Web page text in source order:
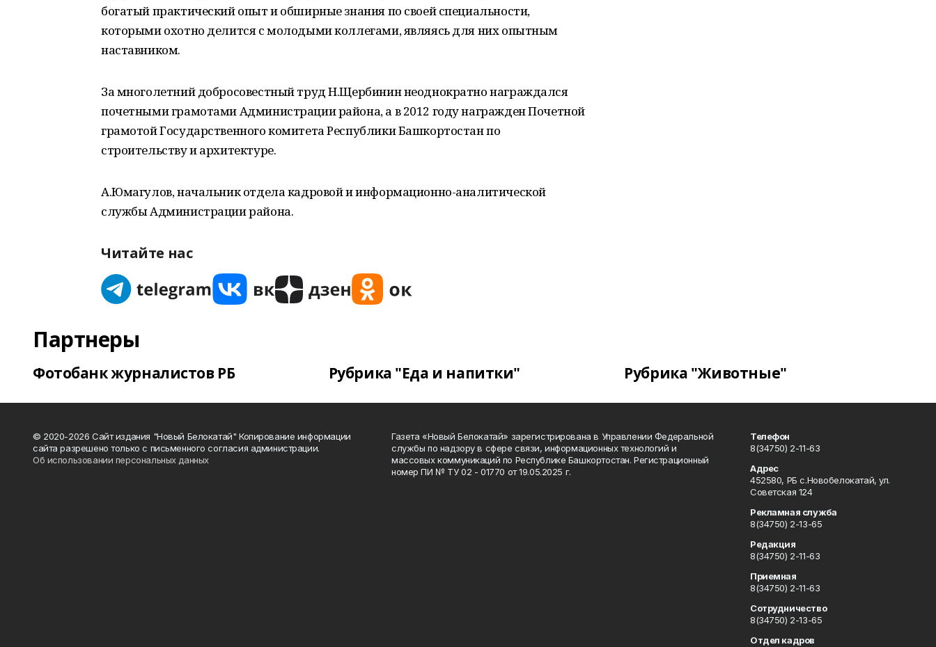
богатый практический опыт и обширные знания по своей специальности,
которыми охотно делится с молодыми коллегами, являясь для них опытным
наставником.
За многолетний добросовестный труд Н.Щербинин неоднократно награждался
почетными грамотами Администрации района, а в 2012 году награжден Почетной
грамотой Государственного комитета Республики Башкортостан по
строительству и архитектуре.
А.Юмагулов, начальник отдела кадровой и информационно-аналитической
службы Администрации района.
Читайте нас
Партнеры
Фотобанк журналистов РБ Рубрика "Еда и напитки" Рубрика "Животные"
© 2020-2026 Сайт издания "Новый Белокатай" Копирование информации
сайта разрешено только с письменного согласия администрации.
Об использовании персональных данных
Газета «Новый Белокатай» зарегистрирована в Управлении Федеральной
службы по надзору в сфере связи, информационных технологий и
массовых коммуникаций по Республике Башкортостан. Регистрационный
номер ПИ № ТУ 02 - 01770 от 19.05.2025 г.
Телефон
8(34750) 2-11-63
Адрес
452580, РБ с.Новобелокатай, ул.
Советская 124
Рекламная служба
8(34750) 2-13-65
Редакция
8(34750) 2-11-63
Приемная
8(34750) 2-11-63
Сотрудничество
8(34750) 2-13-65
Отдел кадров